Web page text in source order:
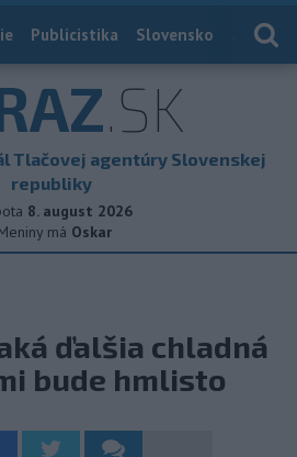
Publicistika Slovensko
.SK
Tlačovej agentúry Slovenskej
republiky
8. august 2026
má Oskar
ďalšia chladná
bude hmlisto